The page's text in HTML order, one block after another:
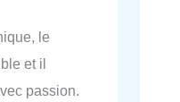
le
et il
passion.